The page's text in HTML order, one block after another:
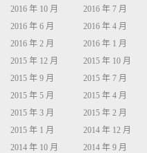
2016 年 10 月
2016 年 7 月
2016 年 6 月
2016 年 4 月
2016 年 2 月
2016 年 1 月
2015 年 12 月
2015 年 10 月
2015 年 9 月
2015 年 7 月
2015 年 5 月
2015 年 4 月
2015 年 3 月
2015 年 2 月
2015 年 1 月
2014 年 12 月
2014 年 10 月
2014 年 9 月